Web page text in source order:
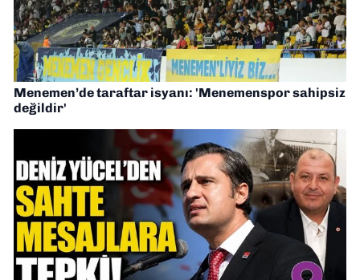
Menemen’de taraftar isyanı: 'Menemenspor sahipsiz
değildir'